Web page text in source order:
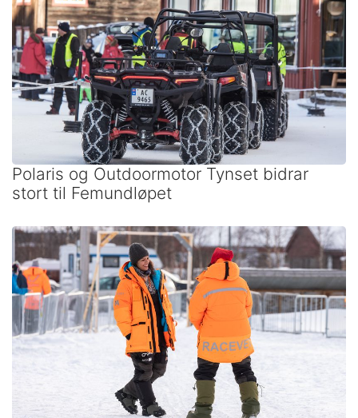
Polaris og Outdoormotor Tynset bidrar
stort til Femundløpet